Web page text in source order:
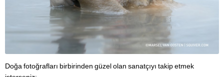
Doğa fotoğrafları birbirinden güzel olan sanatçıyı takip etmek